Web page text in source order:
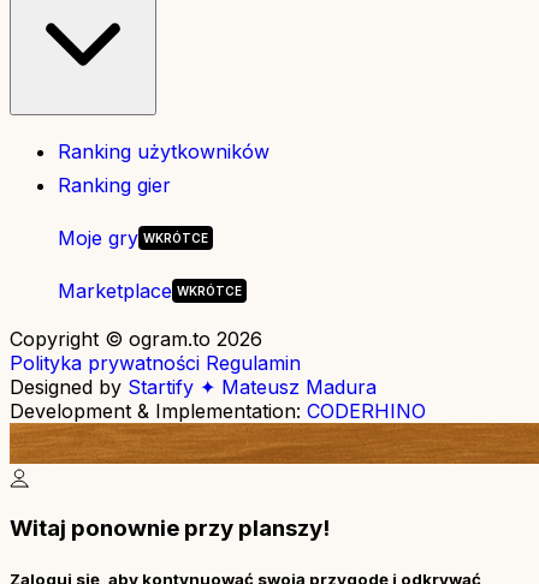
Ranking użytkowników
Ranking gier
Moje gry
Marketplace
Copyright © ogram.to 2026
Polityka prywatności Regulamin
Designed by Startify ✦ Mateusz Madura
Development & Implementation: CODERHINO
Witaj ponownie przy planszy!
Zaloguj się, aby kontynuować swoją przygodę i odkrywać